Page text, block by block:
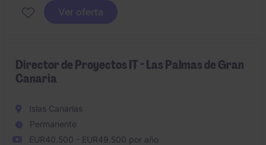
(diseño, desarrollo y analistas funcionales).
Ver oferta
Director de Proyectos IT - Las Palmas de Gran
Canaria
Islas Canarias
Permanente
EUR40.500 - EUR49.500 por año